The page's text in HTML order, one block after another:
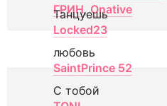
ГРИН, Onative
Танцуешь
Locked23
любовь
SaintPrince 52
С тобой